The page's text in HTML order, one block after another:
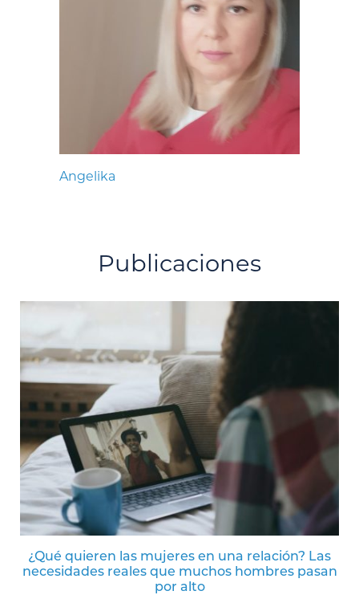
Angelika
Publicaciones
¿Qué quieren las mujeres en una relación? Las
necesidades reales que muchos hombres pasan
por alto